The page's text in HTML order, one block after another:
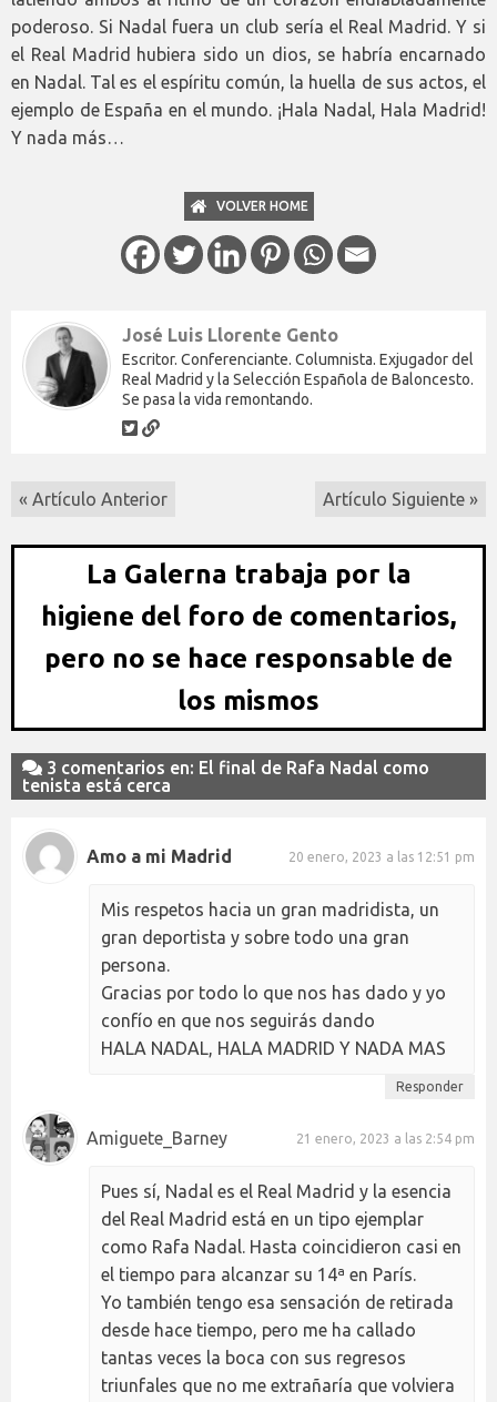
poderoso. Si Nadal fuera un club sería el Real Madrid. Y si
el Real Madrid hubiera sido un dios, se habría encarnado
en Nadal. Tal es el espíritu común, la huella de sus actos, el
ejemplo de España en el mundo. ¡Hala Nadal, Hala Madrid!
Y nada más…
VOLVER HOME
José Luis Llorente Gento
Escritor. Conferenciante. Columnista. Exjugador del
Real Madrid y la Selección Española de Baloncesto.
Se pasa la vida remontando.
« Artículo Anterior Artículo Siguiente »
La Galerna trabaja por la
higiene del foro de comentarios,
pero no se hace responsable de
los mismos
3 comentarios en: El final de Rafa Nadal como
tenista está cerca
Amo a mi Madrid 20 enero, 2023 a las 12:51 pm
Mis respetos hacia un gran madridista, un
gran deportista y sobre todo una gran
persona.
Gracias por todo lo que nos has dado y yo
confío en que nos seguirás dando
HALA NADAL, HALA MADRID Y NADA MAS
Responder
Amiguete_Barney 21 enero, 2023 a las 2:54 pm
Pues sí, Nadal es el Real Madrid y la esencia
del Real Madrid está en un tipo ejemplar
como Rafa Nadal. Hasta coincidieron casi en
el tiempo para alcanzar su 14ª en París.
Yo también tengo esa sensación de retirada
desde hace tiempo, pero me ha callado
tantas veces la boca con sus regresos
triunfales que no me extrañaría que volviera